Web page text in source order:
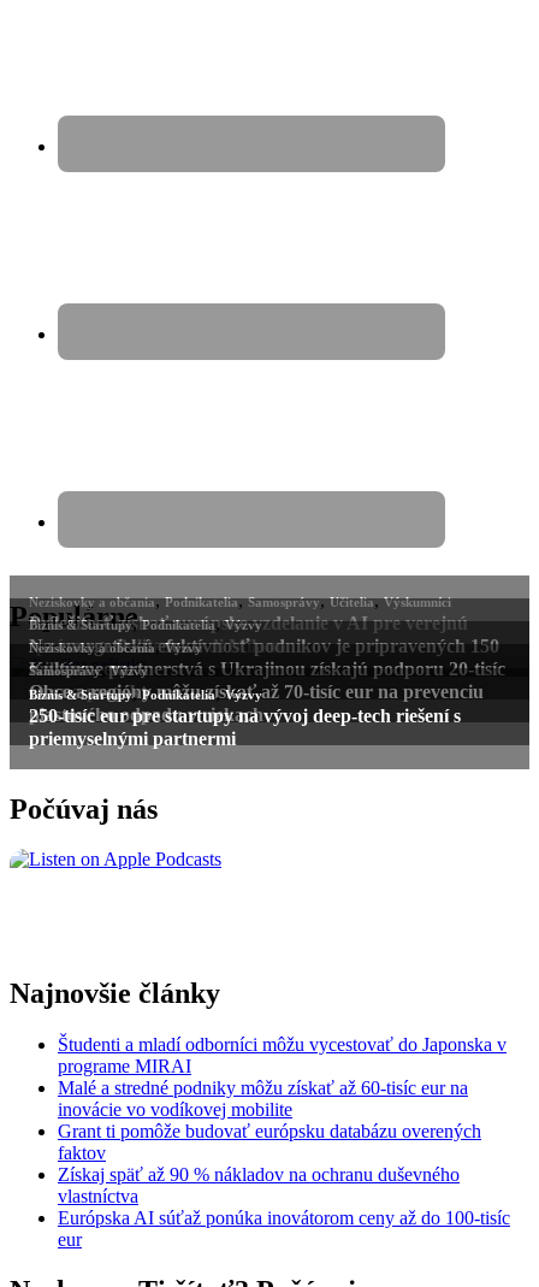
Populárne
Počúvaj nás
Najnovšie články
Študenti a mladí odborníci môžu vycestovať do Japonska v
programe MIRAI
Malé a stredné podniky môžu získať až 60-tisíc eur na
inovácie vo vodíkovej mobilite
Grant ti pomôže budovať európsku databázu overených
faktov
Získaj späť až 90 % nákladov na ochranu duševného
vlastníctva
Európska AI súťaž ponúka inovátorom ceny až do 100-tisíc
eur